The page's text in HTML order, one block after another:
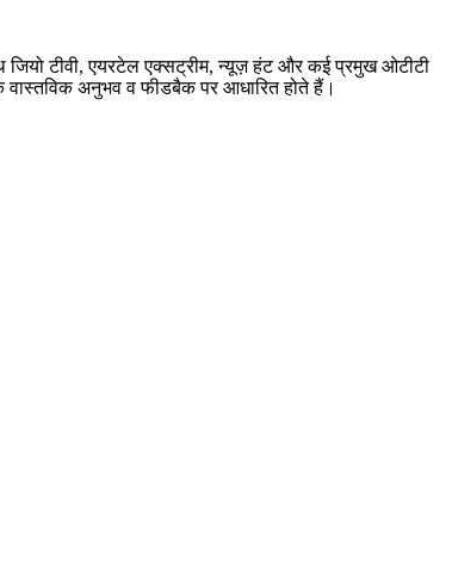
जियो टीवी, एयरटेल एक्सट्रीम, न्यूज़ हंट और कई प्रमुख ओटीटी
के वास्तविक अनुभव व फीडबैक पर आधारित होते हैं।